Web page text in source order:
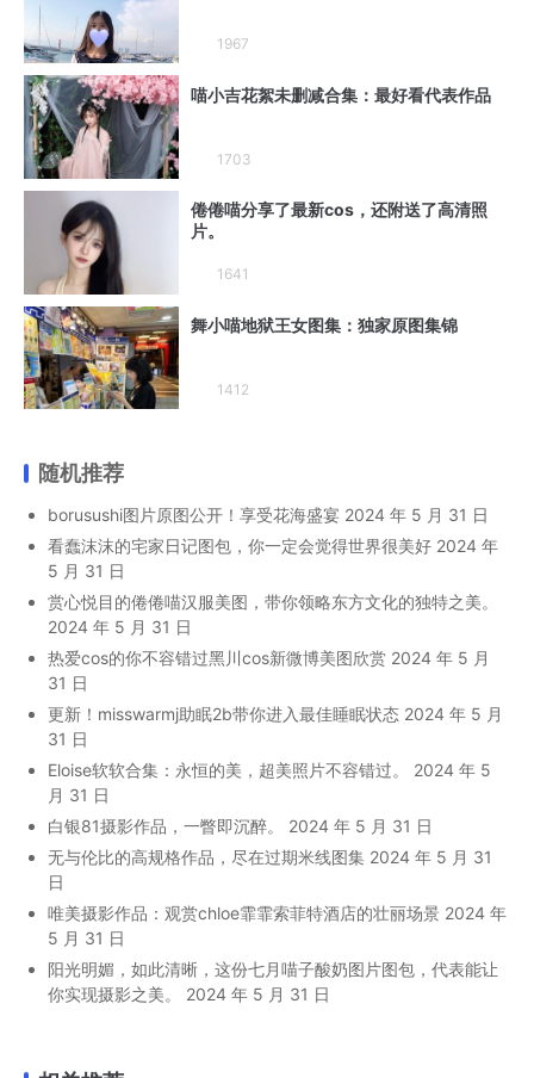
1967
喵小吉花絮未删减合集：最好看代表作品
1703
倦倦喵分享了最新cos，还附送了高清照
片。
1641
舞小喵地狱王女图集：独家原图集锦
1412
随机推荐
borusushi图片原图公开！享受花海盛宴 2024 年 5 月 31 日
看蠢沫沫的宅家日记图包，你一定会觉得世界很美好 2024 年
5 月 31 日
赏心悦目的倦倦喵汉服美图，带你领略东方文化的独特之美。
2024 年 5 月 31 日
热爱cos的你不容错过黑川cos新微博美图欣赏 2024 年 5 月
31 日
更新！misswarmj助眠2b带你进入最佳睡眠状态 2024 年 5 月
31 日
Eloise软软合集：永恒的美，超美照片不容错过。
2024 年 5
月 31 日
白银81摄影作品，一瞥即沉醉。
2024 年 5 月 31 日
无与伦比的高规格作品，尽在过期米线图集 2024 年 5 月 31
日
唯美摄影作品：观赏chloe霏霏索菲特酒店的壮丽场景 2024 年
5 月 31 日
阳光明媚，如此清晰，这份七月喵子酸奶图片图包，代表能让
你实现摄影之美。
2024 年 5 月 31 日